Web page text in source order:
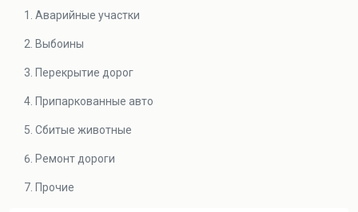
Аварийные участки
Выбоины
Перекрытие дорог
Припаркованные авто
Сбитые животные
Ремонт дороги
Прочие